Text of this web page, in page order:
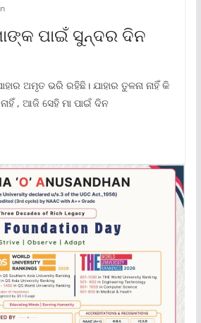
ପାଇଁ ସୁନ୍ଦର ଦିନ
ଅମୃତ ଭରି ରହିଛି। ଯାହାର ତୁଳନା ନାହିଁ କି
, ଆଜି ସେହି ମା ପାଇଁ ଦିନ